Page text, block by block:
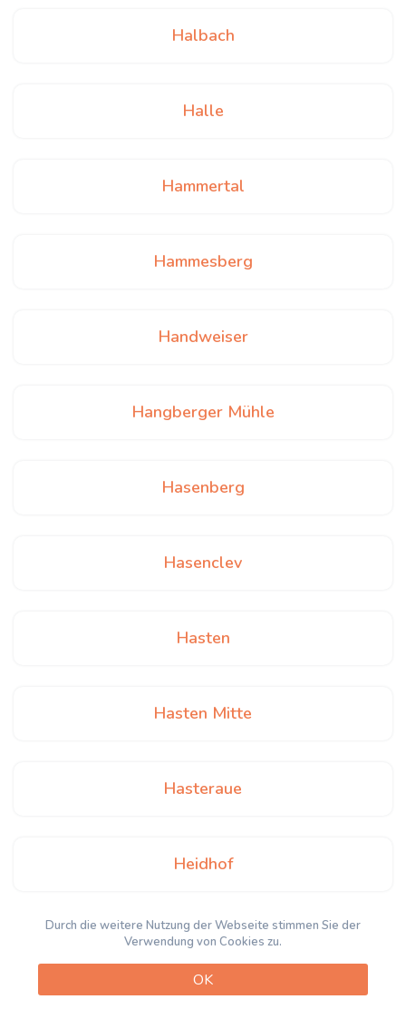
Halbach
Halle
Hammertal
Hammesberg
Handweiser
Hangberger Mühle
Hasenberg
Hasenclev
Hasten
Hasten Mitte
Hasteraue
Heidhof
Heintjeshammer
Durch die weitere Nutzung der Webseite stimmen Sie der
Verwendung von Cookies zu.
OK